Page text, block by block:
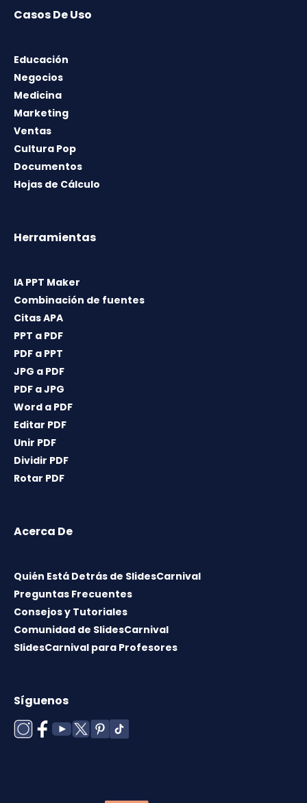
Casos De Uso
Educación
Negocios
Medicina
Marketing
Ventas
Cultura Pop
Documentos
Hojas de Cálculo
Herramientas
IA PPT Maker
Combinación de fuentes
Citas APA
PPT a PDF
PDF a PPT
JPG a PDF
PDF a JPG
Word a PDF
Editar PDF
Unir PDF
Dividir PDF
Rotar PDF
Acerca De
Quién Está Detrás de SlidesCarnival
Preguntas Frecuentes
Consejos y Tutoriales
Comunidad de SlidesCarnival
SlidesCarnival para Profesores
Síguenos